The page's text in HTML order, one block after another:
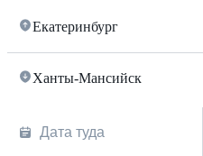
Екатеринбург
Ханты-Мансийск
Дата туда